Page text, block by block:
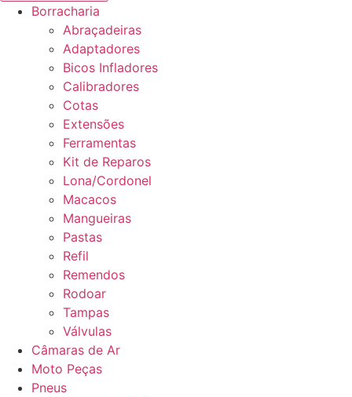
Borracharia
Abraçadeiras
Adaptadores
Bicos Infladores
Calibradores
Cotas
Extensões
Ferramentas
Kit de Reparos
Lona/Cordonel
Macacos
Mangueiras
Pastas
Refil
Remendos
Rodoar
Tampas
Válvulas
Câmaras de Ar
Moto Peças
Pneus